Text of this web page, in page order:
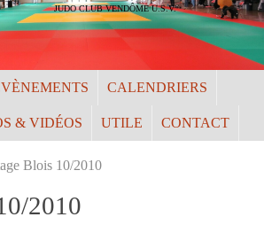
JUDO CLUB VENDÔME U.S.V.
CALENDRIERS
& VIDÉOS UTILE CONTACT
Blois 10/2010
2010
cookies